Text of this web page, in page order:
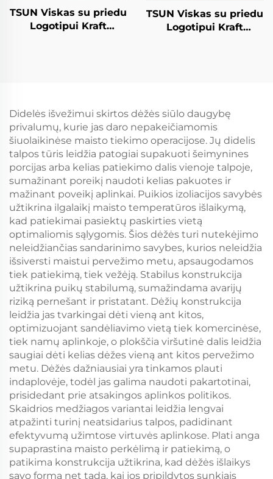
TSUN Viskas su priedu
Logotipui Kraft
TSUN Viskas su priedu
Logotipui Kraft
Plastikinė Ambaluoja
Darbai
Didelės išvežimui skirtos dėžės siūlo daugybę
privalumų, kurie jas daro nepakeičiamomis
šiuolaikinėse maisto tiekimo operacijose. Jų didelis
talpos tūris leidžia patogiai supakuoti šeimynines
porcijas arba kelias patiekimo dalis vienoje talpoje,
sumažinant poreikį naudoti kelias pakuotes ir
mažinant poveikį aplinkai. Puikios izoliacijos savybės
užtikrina ilgalaikį maisto temperatūros išlaikymą,
kad patiekimai pasiektų paskirties vietą
optimaliomis sąlygomis. Šios dėžės turi nutekėjimo
neleidžiančias sandarinimo savybes, kurios neleidžia
išsiversti maistui pervežimo metu, apsaugodamos
tiek patiekimą, tiek vežėją. Stabilus konstrukcija
užtikrina puikų stabilumą, sumažindama avarijų
riziką pernešant ir pristatant. Dėžių konstrukcija
leidžia jas tvarkingai dėti vieną ant kitos,
optimizuojant sandėliavimo vietą tiek komercinėse,
tiek namų aplinkoje, o plokščia viršutinė dalis leidžia
saugiai dėti kelias dėžes vieną ant kitos pervežimo
metu. Dėžės dažniausiai yra tinkamos plauti
indaplovėje, todėl jas galima naudoti pakartotinai,
prisidedant prie atsakingos aplinkos politikos.
Skaidrios medžiagos variantai leidžia lengvai
atpažinti turinį neatsidarius talpos, padidinant
efektyvumą užimtose virtuvės aplinkose. Plati anga
supaprastina maisto perkėlimą ir patiekimą, o
patikima konstrukcija užtikrina, kad dėžės išlaikys
savo formą net tada, kai jos pripildytos sunkiais